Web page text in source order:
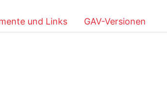
und Links GAV-Versionen